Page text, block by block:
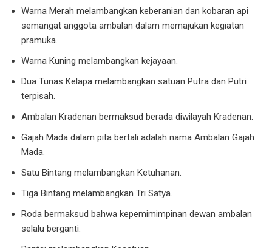
Warna Merah melambangkan keberanian dan kobaran api
semangat anggota ambalan dalam memajukan kegiatan
pramuka.
Warna Kuning melambangkan kejayaan.
Dua Tunas Kelapa melambangkan satuan Putra dan Putri
terpisah.
Ambalan Kradenan bermaksud berada diwilayah Kradenan.
Gajah Mada dalam pita bertali adalah nama Ambalan Gajah
Mada.
Satu Bintang melambangkan Ketuhanan.
Tiga Bintang melambangkan Tri Satya.
Roda bermaksud bahwa kepemimimpinan dewan ambalan
selalu berganti.